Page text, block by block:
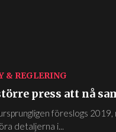
& REGLERING
press att nå
föreslogs
detaljerna i...